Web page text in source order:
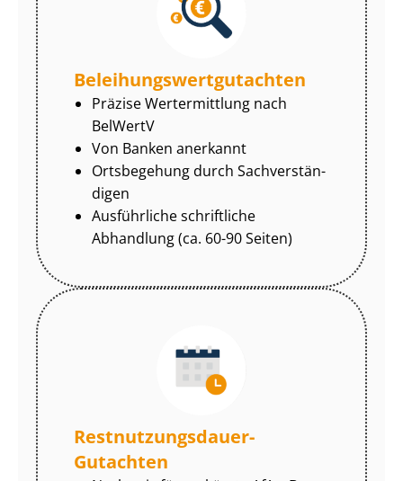
Be­lei­hungs­wert­gut­ach­ten
Präzise Wertermittlung nach
BelWertV
Von Banken anerkannt
Ortsbegehung durch Sach­ver­stän­
di­gen
Ausführliche schriftliche
Abhandlung (ca. 60-90 Seiten)
Rest­nut­zungs­dau­er-
Gutachten